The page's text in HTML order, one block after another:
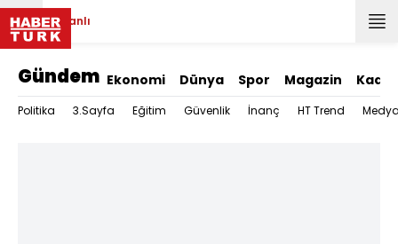
Canlı
Gündem Ekonomi Dünya Spor Magazin Kadın
Politika 3.Sayfa Eğitim Güvenlik İnanç HT Trend